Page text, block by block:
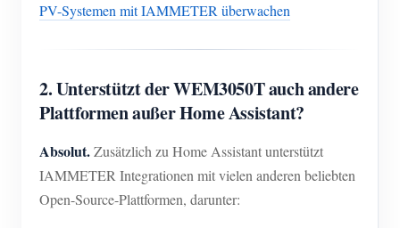
PV-Systemen mit IAMMETER überwachen
2. Unterstützt der WEM3050T auch andere
Plattformen außer Home Assistant?
Absolut.Zusätzlich zu Home Assistant unterstützt
IAMMETER Integrationen mit vielen anderen beliebten
Open-Source-Plattformen, darunter: